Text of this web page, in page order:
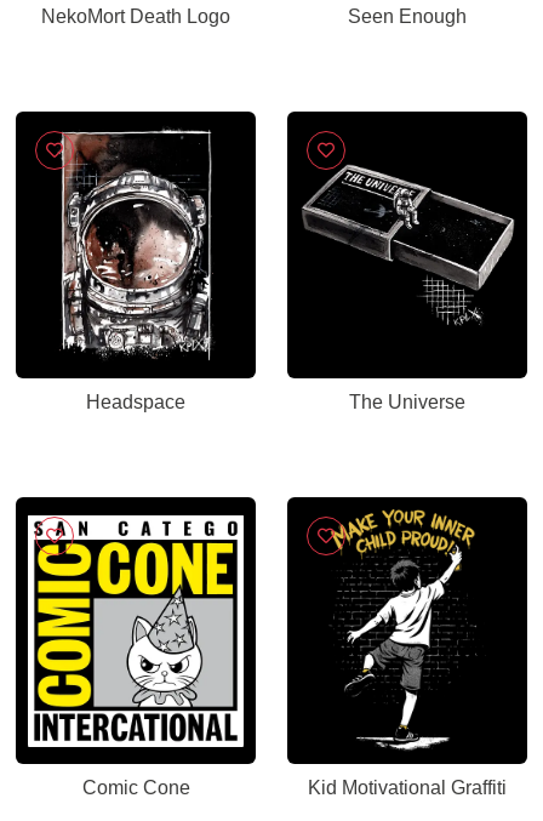
NekoMort Death Logo Seen Enough
Headspace The Universe
Comic Cone Kid Motivational Graffiti